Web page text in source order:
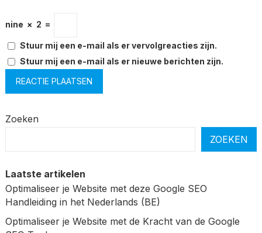
nine × 2 =
Stuur mij een e-mail als er vervolgreacties zijn.
Stuur mij een e-mail als er nieuwe berichten zijn.
Zoeken
ZOEKEN
Laatste artikelen
Optimaliseer je Website met deze Google SEO
Handleiding in het Nederlands (BE)
Optimaliseer je Website met de Kracht van de Google